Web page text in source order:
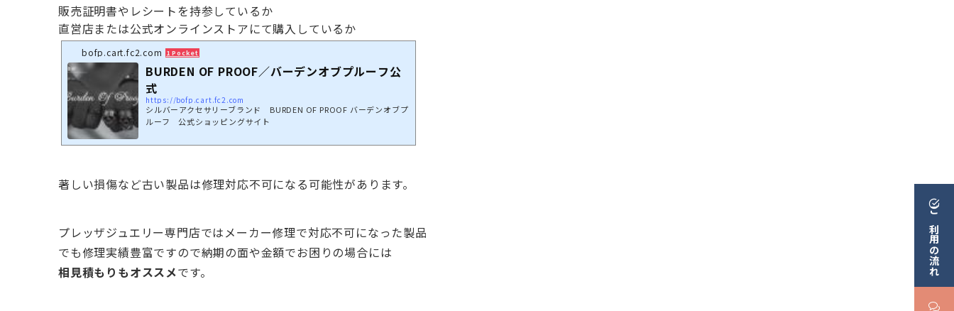
販売証明書やレシートを持参しているか
直営店または公式オンラインストアにて購入しているか
bofp.cart.fc2.com 1 Pocket
BURDEN OF PROOF／バーデンオブプルーフ公
式
https://bofp.cart.fc2.com
シルバーアクセサリーブランド BURDEN OF PROOF バーデンオブプ
ルーフ 公式ショッピングサイト
著しい損傷など古い製品は修理対応不可になる可能性があります。
プレッザジュエリー専門店ではメーカー修理で対応不可になった製品
でも修理実績豊富ですので納期の面や金額でお困りの場合には
相見積もりもオススメです。
ご利用の流れ